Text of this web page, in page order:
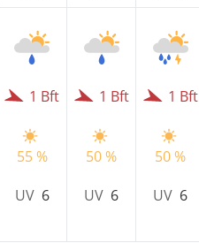
1 Bft
55 %
UV 6
1 Bft
50 %
UV 6
1 Bft
50 %
UV 6